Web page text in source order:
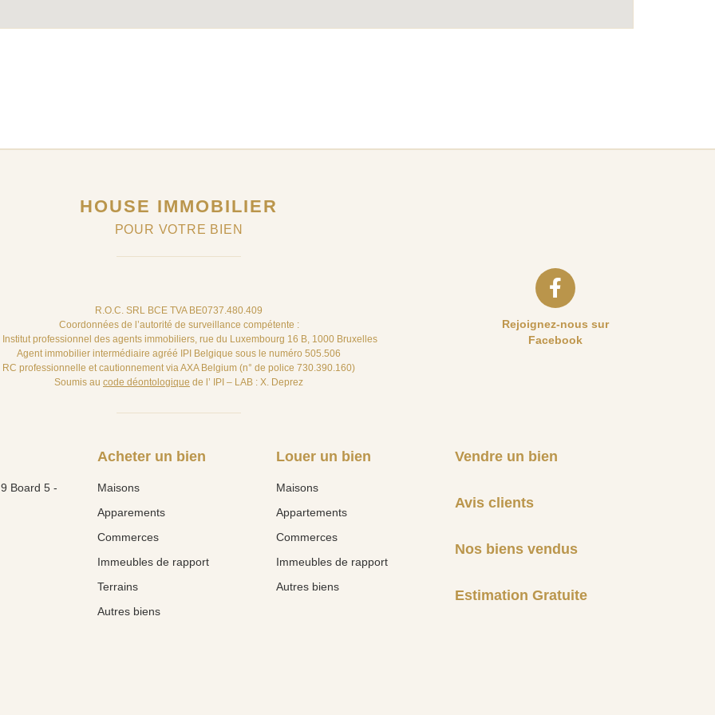
HOUSE IMMOBILIER
POUR VOTRE BIEN
R.O.C. SRL BCE TVA BE0737.480.409
Coordonnées de l’autorité de surveillance compétente :
Institut professionnel des agents immobiliers, rue du Luxembourg 16 B, 1000 Bruxelles
Agent immobilier intermédiaire agréé IPI Belgique sous le numéro 505.506
RC professionnelle et cautionnement via AXA Belgium (n° de police 730.390.160)
Soumis au code déontologique de l’ IPI – LAB : X. Deprez
Rejoignez-nous sur
Facebook
Board 5 -
Acheter un bien
Maisons
Apparements
Commerces
Immeubles de rapport
Terrains
Autres biens
Louer un bien
Maisons
Appartements
Commerces
Immeubles de rapport
Autres biens
Vendre un bien
Avis clients
Nos biens vendus
Estimation Gratuite